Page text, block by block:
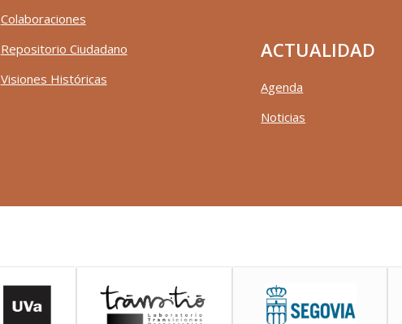
Colaboraciones
Repositorio Ciudadano
Visiones Históricas
ACTUALIDAD
Agenda
Noticias